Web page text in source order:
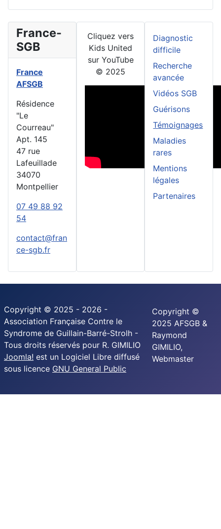
France-
SGB
France
AFSGB
Résidence
"Le
Courreau"
Apt. 145
47 rue
Lafeuillade
34070
Montpellier
07 49 88 92
54
contact@fran
ce-sgb.fr
Cliquez vers
Kids United
sur YouTube
© 2025
Diagnostic
difficile
Recherche
avancée
Vidéos SGB
Guérisons
Témoignages
Maladies
rares
Mentions
légales
Partenaires
Copyright © 2025 - 2026 -
Association Française Contre le
Syndrome de Guillain-Barré-Strolh -
Tous droits réservés pour R. GIMILIO
Joomla! est un Logiciel Libre diffusé
sous licence GNU General Public
Copyright ©
2025 AFSGB &
Raymond
GIMILIO,
Webmaster